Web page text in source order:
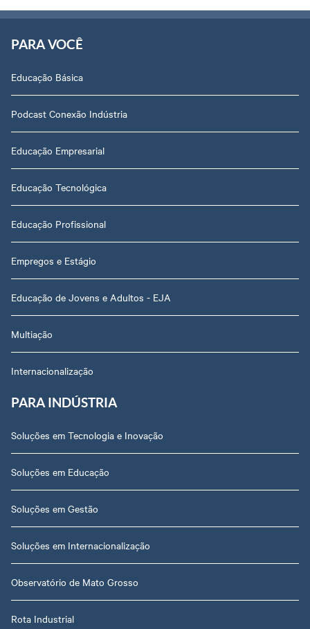
PARA VOCÊ
Educação Básica
Podcast Conexão Indústria
Educação Empresarial
Educação Tecnológica
Educação Profissional
Empregos e Estágio
Educação de Jovens e Adultos - EJA
Multiação
Internacionalização
PARA INDÚSTRIA
Soluções em Tecnologia e Inovação
Soluções em Educação
Soluções em Gestão
Soluções em Internacionalização
Observatório de Mato Grosso
Rota Industrial